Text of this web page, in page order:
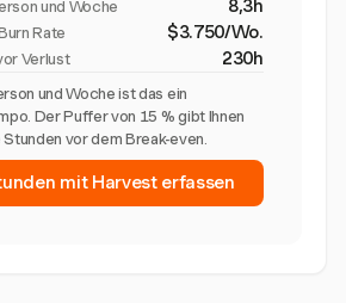
und Woche 8,3h
Rate $3.750/Wo.
Verlust 230h
und Woche ist das ein
Der Puffer von 15 % gibt Ihnen
vor dem Break-even.
mit Harvest erfassen